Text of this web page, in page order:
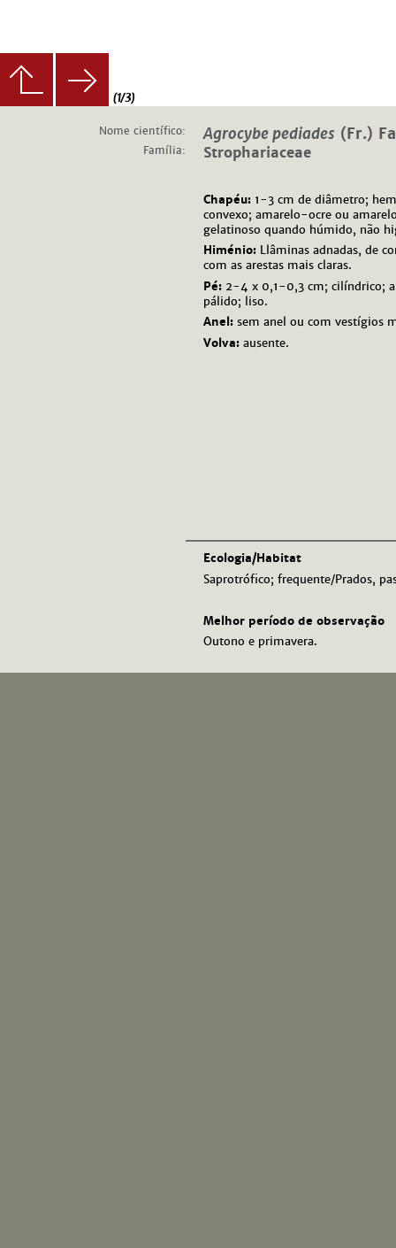
(1/3)
Nome científico: Agrocybe pediades (Fr.)
Família: Strophariaceae
Chapéu: 1-3 cm de diâmetro;
convexo; amarelo-ocre ou
gelatinoso quando húmido, não
Himénio: Llâminas adnadas, de
com as arestas mais claras.
Pé: 2-4 x 0,1-0,3 cm; cilíndrico;
pálido; liso.
Anel: sem anel ou com vestígios
Volva: ausente.
Ecologia/Habitat
Saprotrófico; frequente/Prados,
Melhor período de observação
Outono e primavera.